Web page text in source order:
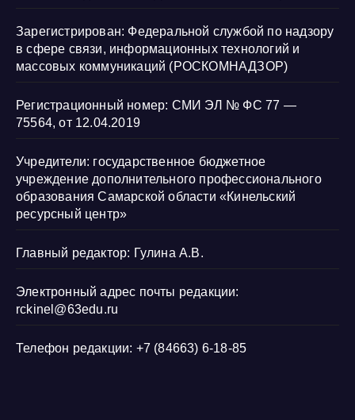
Зарегистрирован: Федеральной службой по надзору
в сфере связи, информационных технологий и
массовых коммуникаций (РОСКОМНАДЗОР)
Регистрационный номер: СМИ ЭЛ № ФС 77 —
75564, от 12.04.2019
Учредители: государственное бюджетное
учреждение дополнительного профессионального
образования Самарской области «Кинельский
ресурсный центр»
Главный редактор: Гулина А.В.
Электронный адрес почты редакции:
rckinel@63edu.ru
Телефон редакции: +7 (84663) 6-18-85